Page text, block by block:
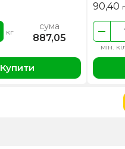
кг сума
887,05
Купити
90,40
мін.